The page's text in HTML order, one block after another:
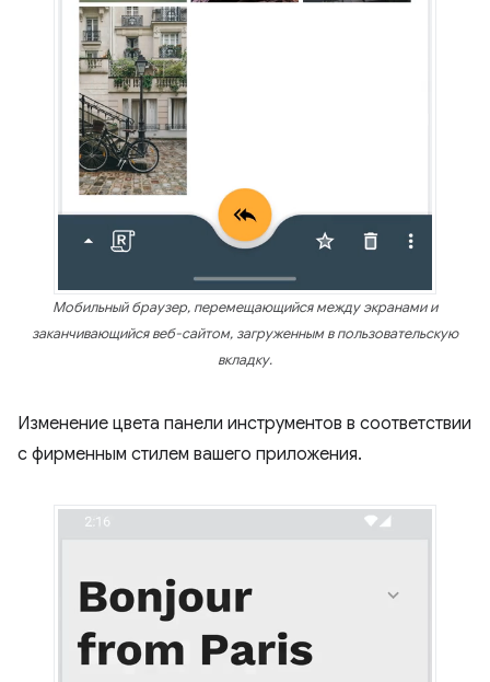
Мобильный браузер, перемещающийся между экранами и
заканчивающийся веб-сайтом, загруженным в пользовательскую
вкладку.
Изменение цвета панели инструментов в соответствии
с фирменным стилем вашего приложения.